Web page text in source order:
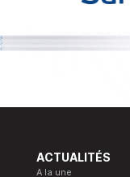
ACTUALITÉS
A la une